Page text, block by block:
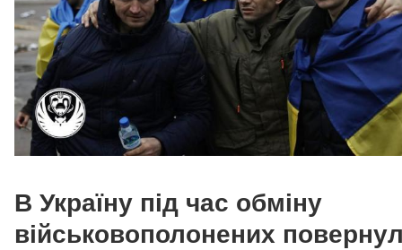
В Україну під час обміну
військовополонених